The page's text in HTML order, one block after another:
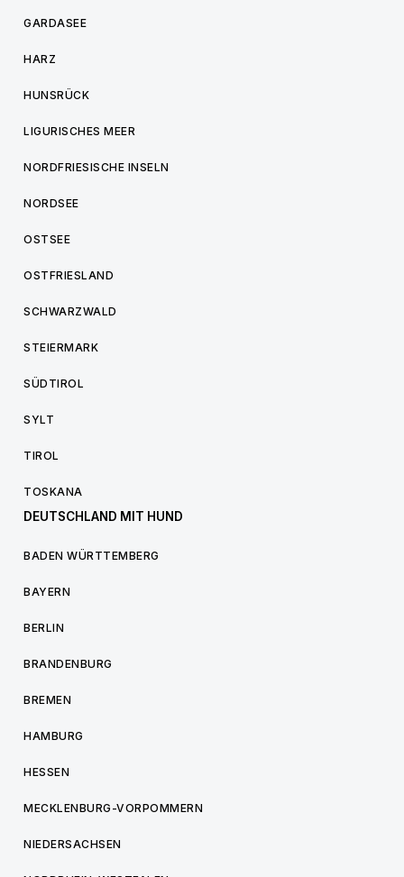
GARDASEE
HARZ
HUNSRÜCK
LIGURISCHES MEER
NORDFRIESISCHE INSELN
NORDSEE
OSTSEE
OSTFRIESLAND
SCHWARZWALD
STEIERMARK
SÜDTIROL
SYLT
TIROL
TOSKANA
DEUTSCHLAND MIT HUND
BADEN WÜRTTEMBERG
BAYERN
BERLIN
BRANDENBURG
BREMEN
HAMBURG
HESSEN
MECKLENBURG-VORPOMMERN
NIEDERSACHSEN